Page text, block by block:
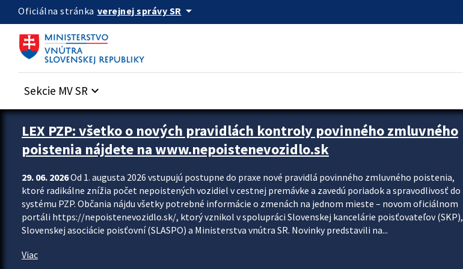
Preskocit na hlavný obsah
Oficiálna stránka verejnej správy SR arrow_drop_down
Sekcie MV SR keyboard_arrow_down
Zastavit automatický posun upútavok
LEX PZP: všetko o nových pravidlách kontroly povinného zmluvného
poistenia nájdete na www.nepoistenevozidlo.sk
29. 06. 2026Od 1. augusta 2026 vstupujú postupne do praxe nové pravidlá povinného zmluvného poistenia,
ktoré radikálne znížia počet nepoistených vozidiel v cestnej premávke a zavedú poriadok a spravodlivosť do
systému PZP. Občania nájdu všetky potrebné informácie o zmenách na jednom mieste – novom oficiálnom
portáli https://nepoistenevozidlo.sk/, ktorý vznikol v spolupráci Slovenskej kancelárie poisťovateľov (SKP),
Slovenskej asociácie poisťovní (SLASPO) a Ministerstva vnútra SR. Novinky predstavili na...
Viac